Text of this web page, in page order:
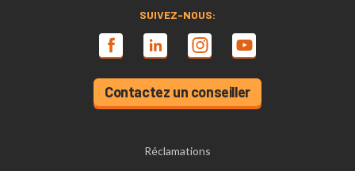
SUIVEZ-NOUS:
Contactez un conseiller
Réclamations